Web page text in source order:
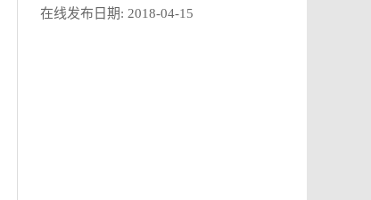
在线发布日期: 2018-04-15